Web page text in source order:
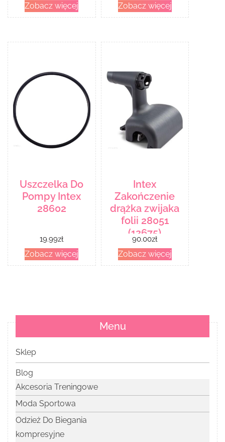
Zobacz więcej Zobacz więcej
Uszczelka Do
Pompy Intex
28602
19.99zł
Zobacz więcej
Intex
Zakończenie
drążka zwijaka
folii 28051
(12675)
90.00zł
Zobacz więcej
Menu
Sklep
Blog
Akcesoria Treningowe
Moda Sportowa
Odzież Do Biegania
kompresyjne